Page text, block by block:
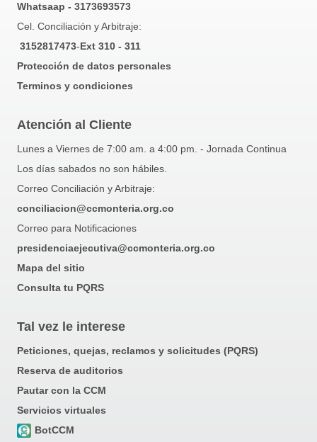
Whatsaap - 3173693573
Cel. Conciliación y Arbitraje:
3152817473-Ext 310 - 311
Protección de datos personales
Terminos y condiciones
Atención al Cliente
Lunes a Viernes de 7:00 am. a 4:00 pm. - Jornada Continua
Los días sabados no son hábiles.
Correo Conciliación y Arbitraje:
conciliacion@ccmonteria.org.co
Correo para Notificaciones
presidenciaejecutiva@ccmonteria.org.co
Mapa del sitio
Consulta tu PQRS
Tal vez le interese
Peticiones, quejas, reclamos y solicitudes (PQRS)
Reserva de auditorios
Pautar con la CCM
Servicios virtuales
BotCCM